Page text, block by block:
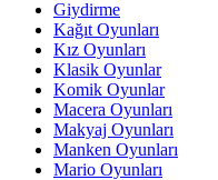
Giydirme
Kağıt Oyunları
Kız Oyunları
Klasik Oyunlar
Komik Oyunlar
Macera Oyunları
Makyaj Oyunları
Manken Oyunları
Mario Oyunları